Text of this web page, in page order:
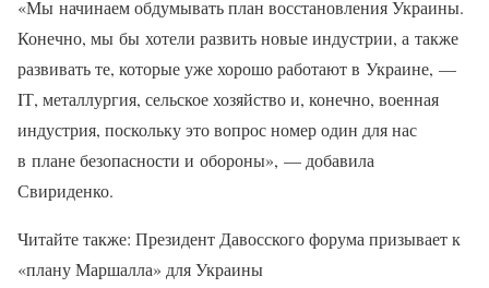
«Мы начинаем обдумывать план восстановления Украины.
Конечно, мы бы хотели развить новые индустрии, а также
развивать те, которые уже хорошо работают в Украине, —
IТ, металлургия, сельское хозяйство и, конечно, военная
индустрия, поскольку это вопрос номер один для нас
в плане безопасности и обороны», — добавила
Свириденко.
Читайте также: Президент Давосского форума призывает к
«плану Маршалла» для Украины